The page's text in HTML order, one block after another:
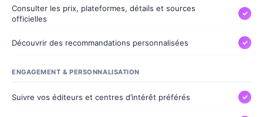
Consulter les prix, plateformes, détails et sources
officielles
✓
Découvrir des recommandations personnalisées ✓
ENGAGEMENT & PERSONNALISATION
Suivre vos éditeurs et centres d’intérêt préférés ✓